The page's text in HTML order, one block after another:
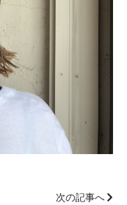
次の記事へ